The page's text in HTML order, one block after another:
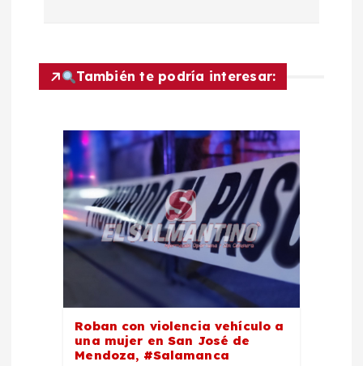
c
También te podría interesar:
Roban con violencia vehículo a
una mujer en San José de
Mendoza, #Salamanca